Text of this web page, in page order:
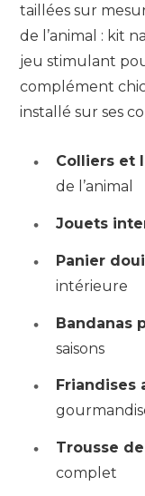
taillées sur
de l’animal : kit
jeu stimulant
complément
installé sur ses
Colliers et
de l’animal
Jouets
Panier
intérieure
Bandanas
saisons
Friandises
Trousse
complet